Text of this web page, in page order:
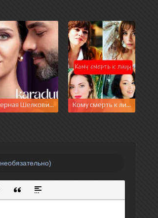
Шелковица Кому смерть к лицу
ссылку
скрытого текста
Вставка цитаты
Вставка спойлера